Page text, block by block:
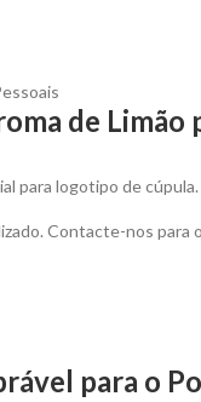
de
para logotipo de cúpula.
Contacte-nos
para o